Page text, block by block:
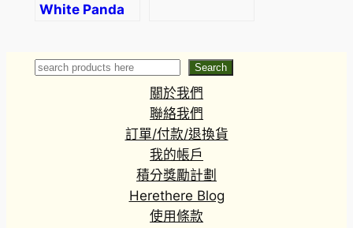
White Panda
eriophylla) (直
Search Search
關於我們
聯絡我們
訂單/付款/退換貨
我的帳戶
積分獎勵計劃
Herethere Blog
使用條款